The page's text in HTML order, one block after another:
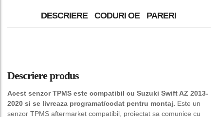
DESCRIERE CODURI OE PARERI
Descriere produs
Acest senzor TPMS este compatibil cu Suzuki Swift AZ 2013-
2020 si se livreaza programat/codat pentru montaj. Este un
senzor TPMS aftermarket compatibil, proiectat sa comunice cu